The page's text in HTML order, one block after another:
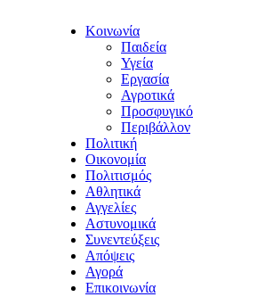
Κοινωνία
Παιδεία
Υγεία
Εργασία
Αγροτικά
Προσφυγικό
Περιβάλλον
Πολιτική
Οικονομία
Πολιτισμός
Αθλητικά
Αγγελίες
Αστυνομικά
Συνεντεύξεις
Απόψεις
Αγορά
Επικοινωνία